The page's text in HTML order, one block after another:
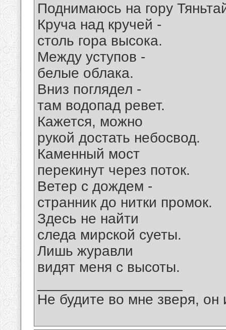
Поднимаюсь на гору
Круча над кручей -
столь гора высока.
Между уступов -
белые облака.
Вниз поглядел -
там водопад ревет.
Кажется, можно
рукой достать небосвод.
Каменный мост
перекинут через поток.
Ветер с дождем -
странник до нитки промок.
Здесь не найти
следа мирской суеты.
Лишь журавли
видят меня с высоты.
Не будите во мне зверя, он